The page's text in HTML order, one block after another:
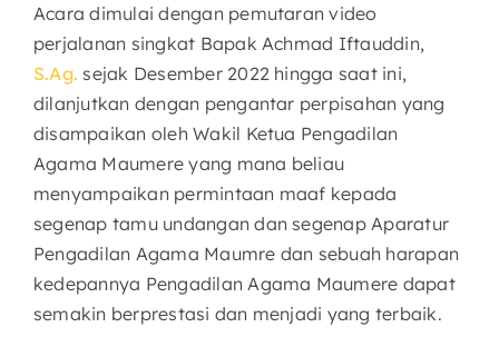
Acara dimulai dengan pemutaran video
perjalanan singkat Bapak Achmad Iftauddin,
S.Ag. sejak Desember 2022 hingga saat ini,
dilanjutkan dengan pengantar perpisahan yang
disampaikan oleh Wakil Ketua Pengadilan
Agama Maumere yang mana beliau
menyampaikan permintaan maaf kepada
segenap tamu undangan dan segenap Aparatur
Pengadilan Agama Maumre dan sebuah harapan
kedepannya Pengadilan Agama Maumere dapat
semakin berprestasi dan menjadi yang terbaik.